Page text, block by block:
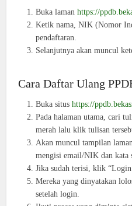
Buka lamanhttps://
Ketik nama, NIK (Nomor
pendaftaran.
Selanjutnya akan muncul
Cara Daftar Ulang
Buka situshttps://
Pada halaman utama, cari
merah lalu klik tulisan
Akan muncul tampilan
mengisi email/NIK dan kata
Jika sudah terisi, klik
Mereka yang dinyatakan
setelah login.